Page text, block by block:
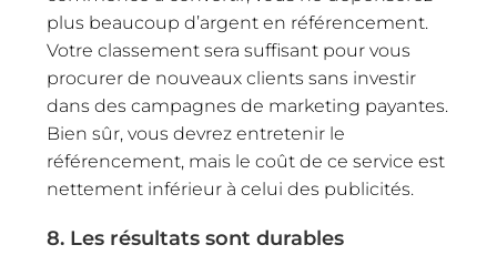
plus beaucoup d’argent en référencement.
Votre classement sera suffisant pour vous
procurer de nouveaux clients sans investir
dans des campagnes de marketing payantes.
Bien sûr, vous devrez entretenir le
référencement, mais le coût de ce service est
nettement inférieur à celui des publicités.
8. Les résultats sont durables